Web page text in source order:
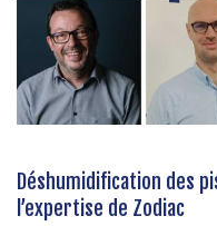
Déshumidification des
l’expertise de Zodiac